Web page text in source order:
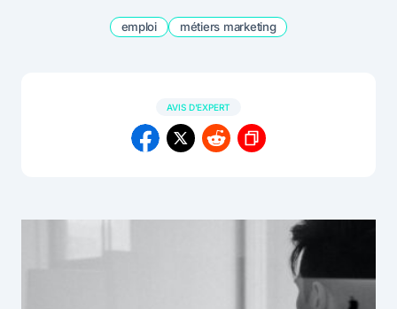
emploi métiers marketing
AVIS D'EXPERT